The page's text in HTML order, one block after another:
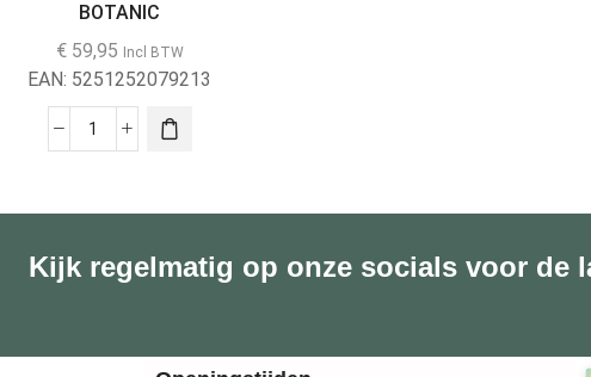
BOTANIC
€59,95 Incl BTW
EAN: 5251252079213
Kijk regelmatig op onze socials voor de